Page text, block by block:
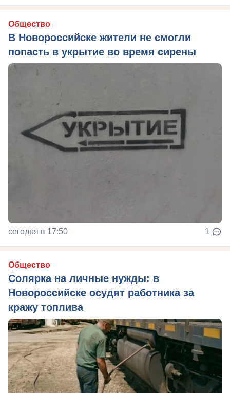
Общество
В Новороссийске жители не смогли
попасть в укрытие во время сирены
сегодня в 17:50 1
Общество
Солярка на личные нужды: в
Новороссийске осудят работника за
кражу топлива